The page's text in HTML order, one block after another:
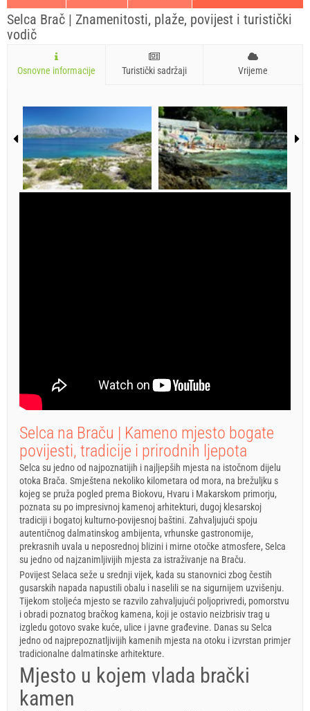
Selca Brač | Znamenitosti, plaže, povijest i turistički
vodič
Osnovne informacije Turistički sadržaji Vrijeme
Selca na Braču | Kameno mjesto bogate
povijesti, tradicije i prirodnih ljepota
Selca su jedno od najpoznatijih i najljepših mjesta na istočnom dijelu
otoka Brača. Smještena nekoliko kilometara od mora, na brežuljku s
kojeg se pruža pogled prema Biokovu, Hvaru i Makarskom primorju,
poznata su po impresivnoj kamenoj arhitekturi, dugoj klesarskoj
tradiciji i bogatoj kulturno-povijesnoj baštini. Zahvaljujući spoju
autentičnog dalmatinskog ambijenta, vrhunske gastronomije,
prekrasnih uvala u neposrednoj blizini i mirne otočke atmosfere, Selca
su jedno od najzanimljivijih mjesta za istraživanje na Braču.
Povijest Selaca seže u srednji vijek, kada su stanovnici zbog čestih
gusarskih napada napustili obalu i naselili se na sigurnijem uzvišenju.
Tijekom stoljeća mjesto se razvilo zahvaljujući poljoprivredi, pomorstvu
i obradi poznatog bračkog kamena, koji je ostavio neizbrisiv trag u
izgledu gotovo svake kuće, ulice i javne građevine. Danas su Selca
jedno od najprepoznatljivijih kamenih mjesta na otoku i izvrstan primjer
tradicionalne dalmatinske arhitekture.
Mjesto u kojem vlada brački
kamen